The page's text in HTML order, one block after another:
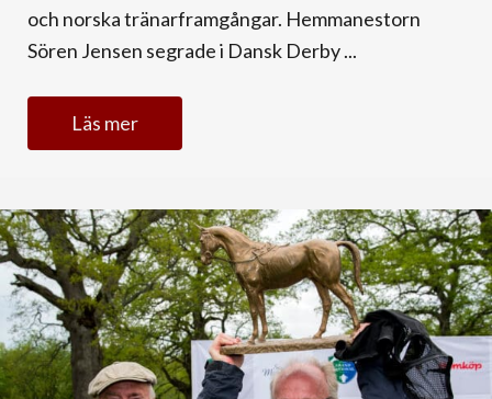
och norska tränarframgångar. Hemmanestorn
Sören Jensen segrade i Dansk Derby ...
Läs mer